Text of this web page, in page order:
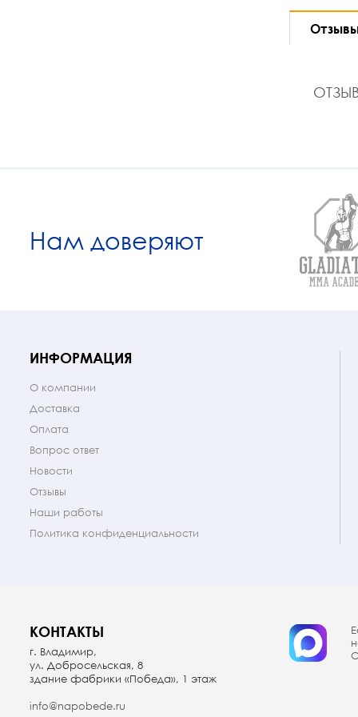
Нам доверяют
ИНФОРМАЦИЯ
О компании
Доставка
Оплата
Вопрос ответ
Новости
Отзывы
Наши работы
Политика конфиденциальности
КОНТАКТЫ
г. Владимир,
ул. Добросельская, 8
здание фабрики «Победа», 1 этаж
info@napobede.ru